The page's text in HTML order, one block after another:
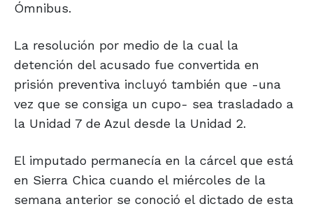
Ómnibus.
La resolución por medio de la cual la
detención del acusado fue convertida en
prisión preventiva incluyó también que -una
vez que se consiga un cupo- sea trasladado a
la Unidad 7 de Azul desde la Unidad 2.
El imputado permanecía en la cárcel que está
en Sierra Chica cuando el miércoles de la
semana anterior se conoció el dictado de esta